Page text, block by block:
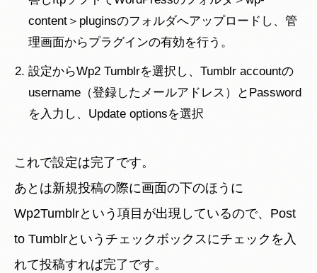
content＞pluginsのフォルダへアップロードし、管
理画面からプラグインの有効を行う。
設定からWp2 Tumblrを選択し、Tumblr accountの
username（登録したメールアドレス）とPassword
を入力し、Update optionsを選択
これで設定は完了です。
あとは新規投稿の際に画面の下のほうに
Wp2Tumblrという項目が出現しているので、Post
to Tumblrというチェックボックスにチェックを入
れて投稿すれば完了です。